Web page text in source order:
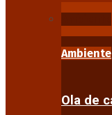
Ambiente
Ola de